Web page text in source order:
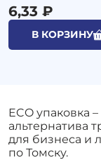
6,33 ₽
В КОРЗИНУ
ECO упаковка
альтернатива
для бизнеса и
по Томску.